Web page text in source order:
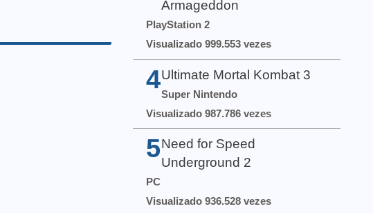
Armageddon
PlayStation 2
Visualizado 999.553 vezes
4 Ultimate Mortal Kombat 3
Super Nintendo
Visualizado 987.786 vezes
5 Need for Speed
Underground 2
PC
Visualizado 936.528 vezes